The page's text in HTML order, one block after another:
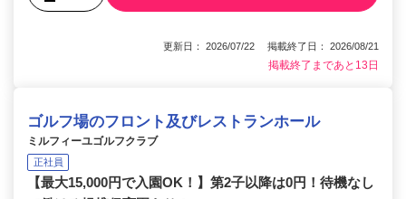
更新日： 2026/07/22 掲載終了日： 2026/08/21
掲載終了まであと13日
ゴルフ場のフロント及びレストランホール
ミルフィーユゴルフクラブ
正社員
【最大15,000円で入園OK！】第2子以降は0円！待機なし